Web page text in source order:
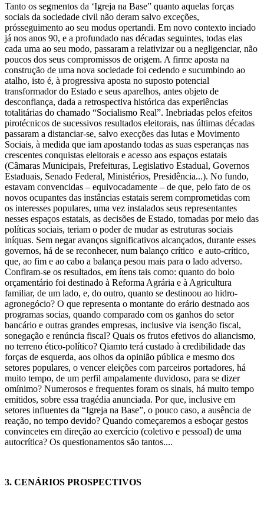
Tanto os segmentos da ‘Igreja na Base” quanto aquelas forças
sociais da sociedade civil não deram salvo exceções,
prósseguimento ao seu modus opertandi. Em novo contexto inciado
já nos anos 90, e a profundado nas décadas seguintes, todas elas
cada uma ao seu modo, passaram a relativizar ou a negligenciar, não
poucos dos seus compromissos de origem. A firme aposta na
construção de uma nova sociedade foi cedendo e sucumbindo ao
atalho, isto é, à progressiva aposta no suposto potencial
transformador do Estado e seus aparelhos, antes objeto de
desconfiança, dada a retrospectiva histórica das experiências
totalitárias do chamado “Socialismo Real”. Inebriadas pelos efeitos
pirotécnicos de sucessivos resultados eleitorais, nas últimas décadas
passaram a distanciar-se, salvo execções das lutas e Movimento
Sociais, à medida que iam apostando todas as suas esperanças nas
crescentes conquistas eleitorais e acesso aos espaços estatais
(Câmaras Municipais, Prefeituras, Legislativo Estadual, Governos
Estaduais, Senado Federal, Ministérios, Presidência...). No fundo,
estavam convencidas – equivocadamente – de que, pelo fato de os
novos ocupantes das instâncias estatais serem comprometidas com
os interesses populares, uma vez instalados seus representantes
nesses espaços estatais, as decisões de Estado, tomadas por meio das
políticas sociais, teriam o poder de mudar as estruturas sociais
iníquas. Sem negar avanços significativos alcançados, durante esses
governos, há de se reconhecer, num balanço crítico e auto-crítico,
que, ao fim e ao cabo a balança pesou mais para o lado adverso.
Confiram-se os resultados, em ítens tais como: quanto do bolo
orçamentário foi destinado à Reforma Agrária e à Agricultura
familiar, de um lado, e, do outro, quanto se destinoou ao hidro-
agronegócio? O que representa o montante do erário destnado aos
programas socias, quando comparado com os ganhos do setor
bancário e outras grandes empresas, inclusive via isenção fiscal,
sonegação e renúncia fiscal? Quais os frutos efetivos do aliancismo,
no terreno ético-político? Qiamto terá custado à credibilidade das
forças de esquerda, aos olhos da opinião pública e mesmo dos
setores populares, o vencer eleições com parceiros portadores, há
muito tempo, de um perfil ampalamente duvidoso, para se dizer
omínimo? Numerosos e frequentes foram os sinais, há muito tempo
emitidos, sobre essa tragédia anunciada. Por que, inclusive em
setores influentes da “Igreja na Base”, o pouco caso, a ausência de
reação, no tempo devido? Quando começaremos a esboçar gestos
convincetes em direção ao exercício (coletivo e pessoal) de uma
autocrítica? Os questionamentos são tantos....
3. CENÁRIOS PROSPECTIVOS